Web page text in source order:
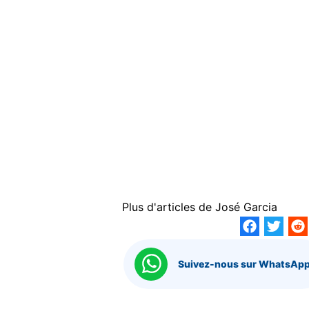
Plus d'articles de José Garcia
Suivez-nous sur